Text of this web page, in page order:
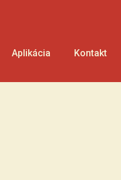
Aplikácia Kontakt